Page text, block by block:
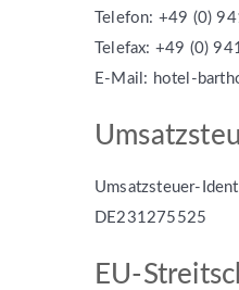
Telefon: +49 (0)
Telefax: +49 (0)
E-Mail: hotel-
Umsatzsteuer-
DE231275525
EU-